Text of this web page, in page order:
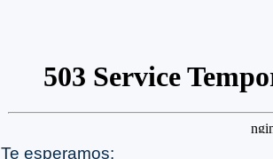
Te esperamos: